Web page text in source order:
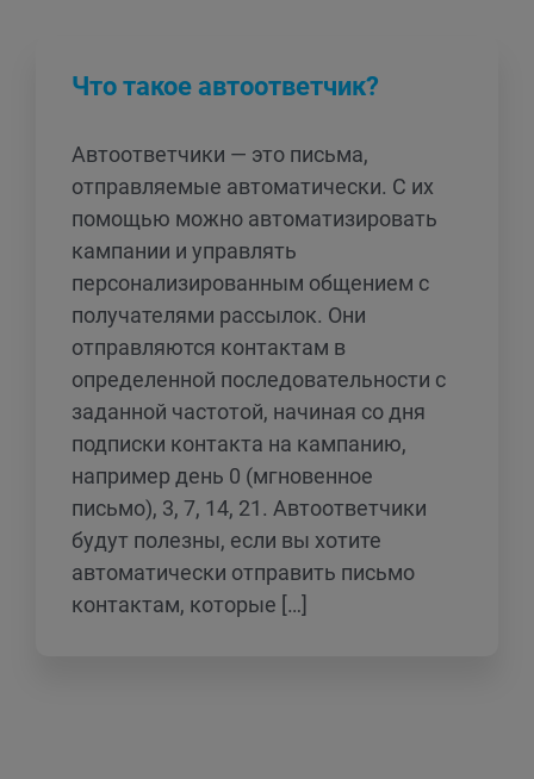
Что такое автоответчик?
Автоответчики — это письма,
отправляемые автоматически. С их
помощью можно автоматизировать
кампании и управлять
персонализированным общением с
получателями рассылок. Они
отправляются контактам в
определенной последовательности с
заданной частотой, начиная со дня
подписки контакта на кампанию,
например день 0 (мгновенное
письмо), 3, 7, 14, 21. Автоответчики
будут полезны, если вы хотите
автоматически отправить письмо
контактам, которые […]